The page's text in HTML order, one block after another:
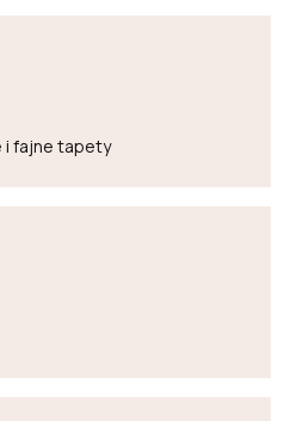
i fajne tapety